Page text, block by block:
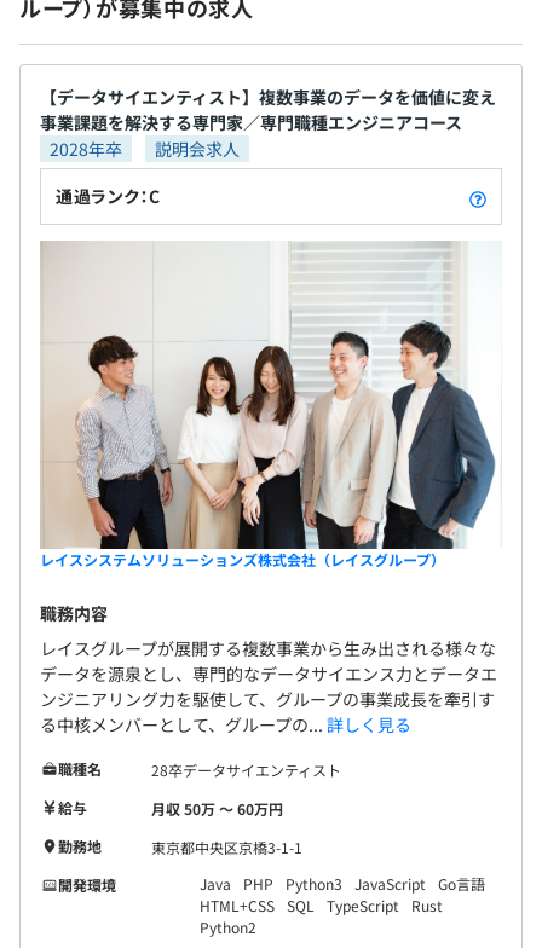
ループ）が募集中の求人
【データサイエンティスト】複数事業のデータを価値に変え
事業課題を解決する専門家／専門職種エンジニアコース
2028年卒
説明会求人
通過ランク：C
レイスシステムソリューションズ株式会社（レイスグループ）
職務内容
レイスグループが展開する複数事業から生み出される様々な
データを源泉とし、専門的なデータサイエンス力とデータエ
ンジニアリング力を駆使して、グループの事業成長を牽引す
る中核メンバーとして、グループの... 詳しく見る
職種名
28卒データサイエンティスト
給与
月収 50万 〜 60万円
勤務地
東京都中央区京橋3-1-1
開発環境
Java PHP Python3 JavaScript
Go言語
HTML+CSS SQL TypeScript
Rust
Python2